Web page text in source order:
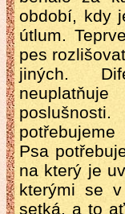
období, kdy
útlum.
pes
jiných.
Psa
na který je
kterými se
setká, a to